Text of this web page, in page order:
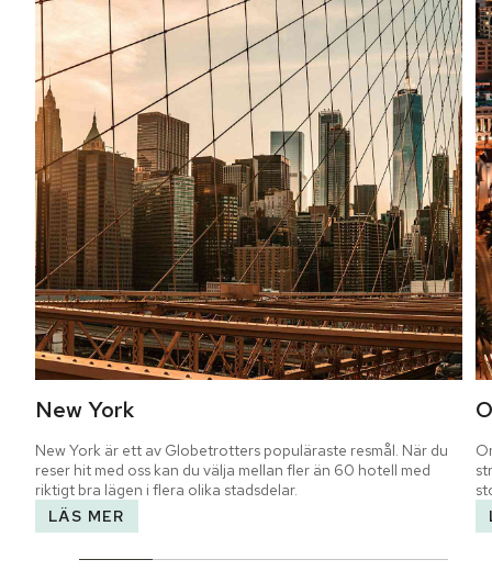
New York
New York är ett av Globetrotters populäraste resmål. När du
reser hit med oss kan du välja mellan fler än 60 hotell med
riktigt bra lägen i flera olika stadsdelar.
LÄS MER